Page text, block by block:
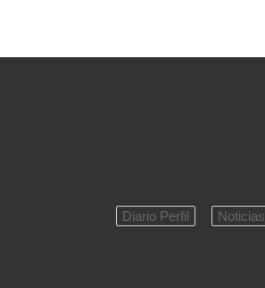
Diario Perfil Noticias